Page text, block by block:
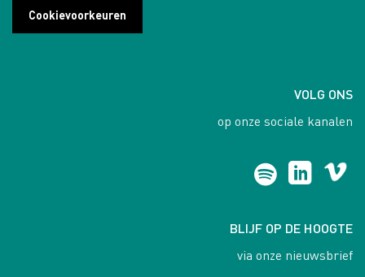
Cookievoorkeuren
VOLG ONS
op onze sociale kanalen
BLIJF OP DE HOOGTE
via onze nieuwsbrief